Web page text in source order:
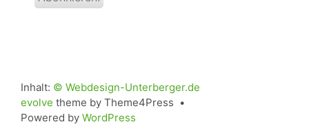
Inhalt: © Webdesign-Unterberger.de
evolve theme by Theme4Press •
Powered by WordPress